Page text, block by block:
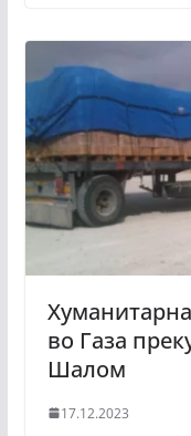
во Газа
Шалом
17.12.2023